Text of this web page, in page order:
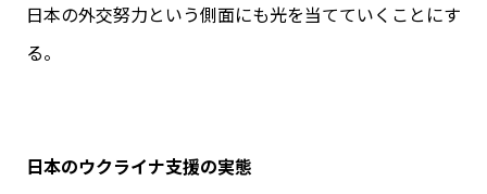
日本の外交努力という側面にも光を当てていくことにす
る。
日本のウクライナ支援の実態